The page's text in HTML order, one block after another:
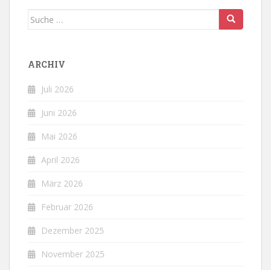
Suche
ARCHIV
Juli 2026
Juni 2026
Mai 2026
April 2026
März 2026
Februar 2026
Dezember 2025
November 2025